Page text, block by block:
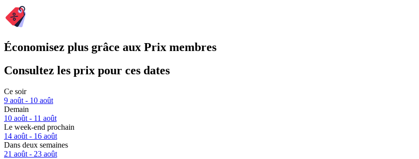
Économisez plus grâce aux Prix membres
Consultez les prix pour ces dates
Ce soir
9 août - 10 août
Demain
10 août - 11 août
Le week-end prochain
14 août - 16 août
Dans deux semaines
21 août - 23 août